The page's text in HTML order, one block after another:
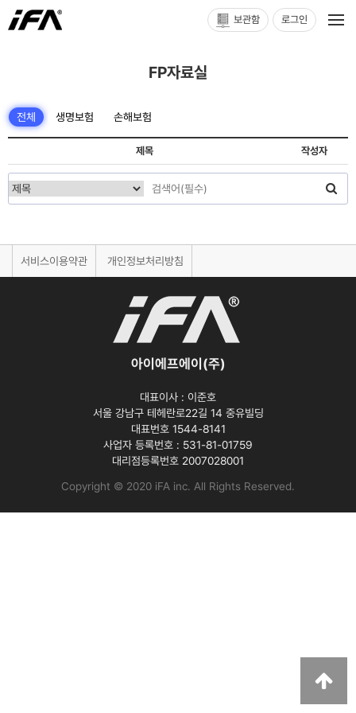
보관함 로그인
FP자료실
전체 생명보험 손해보험
제목 작성자
서비스이용약관 개인정보처리방침
아이에프에이(주)
대표이사 : 이준호
서울 강남구 테헤란로22길 14 중유빌딩
대표번호 1544-8141
사업자 등록번호 : 531-81-01759
대리점등록번호 2007028001
Copyright © 2020 iFA inc. All Rights Reserved.